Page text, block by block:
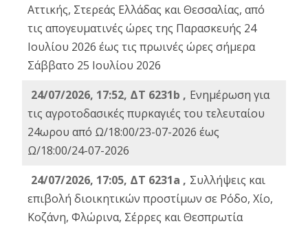
Αττικής, Στερεάς Ελλάδας και Θεσσαλίας, από
τις απογευματινές ώρες της Παρασκευής 24
Ιουλίου 2026 έως τις πρωινές ώρες σήμερα
Σάββατο 25 Ιουλίου 2026
24/07/2026, 17:52, ΔΤ 6231b , Ενημέρωση για
τις αγροτοδασικές πυρκαγιές του τελευταίου
24ωρου από Ω/18:00/23-07-2026 έως
Ω/18:00/24-07-2026
24/07/2026, 17:05, ΔΤ 6231a , Συλλήψεις και
επιβολή διοικητικών προστίμων σε Ρόδο, Χίο,
Κοζάνη, Φλώρινα, Σέρρες και Θεσπρωτία